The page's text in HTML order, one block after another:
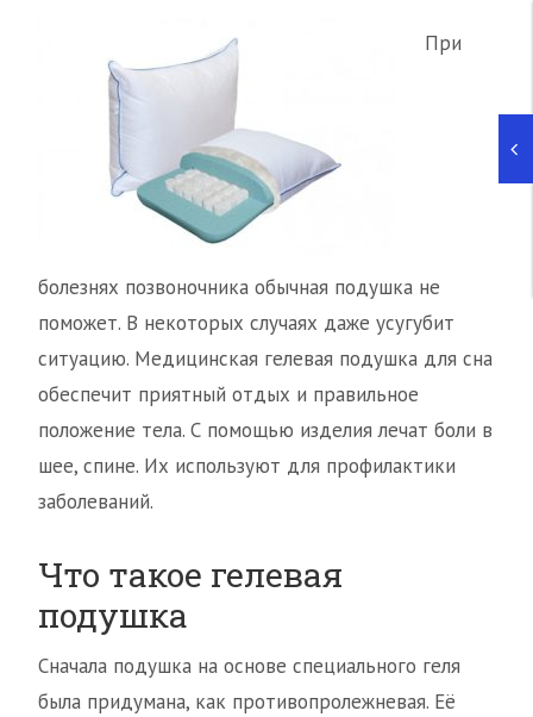
При
болезнях позвоночника обычная подушка не
поможет. В некоторых случаях даже усугубит
ситуацию. Медицинская гелевая подушка для сна
обеспечит приятный отдых и правильное
положение тела. С помощью изделия лечат боли в
шее, спине. Их используют для профилактики
заболеваний.
Что такое гелевая
подушка
Сначала подушка на основе специального геля
была придумана, как противопролежневая. Её